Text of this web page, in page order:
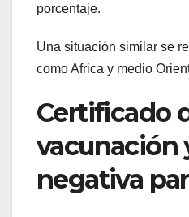
porcentaje.
Una situación similar se
como Africa y medio
Certificado
vacunación
negativa